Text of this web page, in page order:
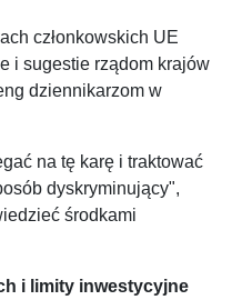
członkowskich UE
i sugestie rządom krajów
dziennikarzom w
na tę karę i traktować
dyskryminujący",
środkami
i limity inwestycyjne